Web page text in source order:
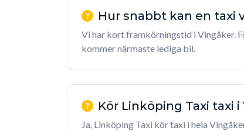
Hur snabbt kan en taxi
Vi har kort framkörningstid i Vingåker.
kommer närmaste lediga bil.
Kör Linköping Taxi taxi i
Ja, Linköping Taxi kör taxi i hela